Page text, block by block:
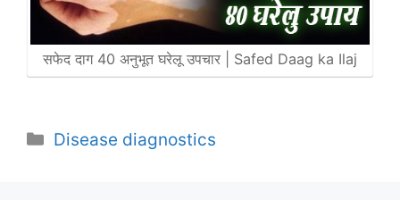
सफेद दाग 40 अनुभूत घरेलू उपचार | Safed Daag ka Ilaj
Categories
Disease diagnostics